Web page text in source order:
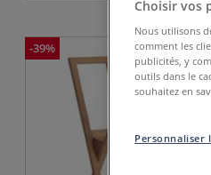
-39%
Choisir vos
Nous utilisons
comment les
publicités, y
outils dans le
souhaitez en
Personnaliser